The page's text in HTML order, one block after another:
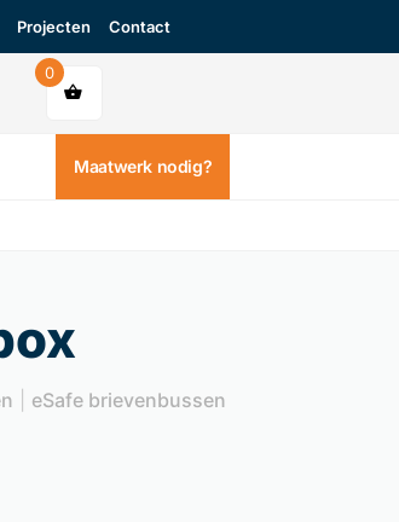
Projecten Contact
0
Maatwerk nodig?
eSafe brievenbussen